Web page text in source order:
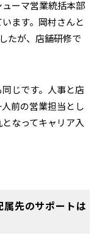
ーマ営業統括本部
ます。岡村さんと
たが、店舗研修で
じです。人事と店
前の営業担当とし
なってキャリア入
先のサポートは